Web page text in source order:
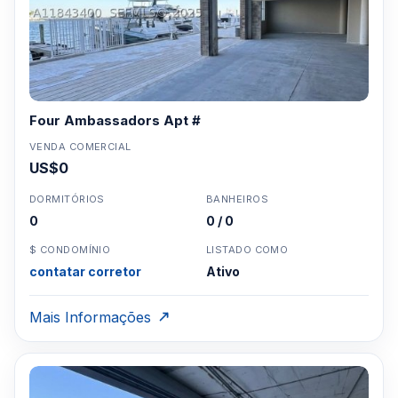
Four Ambassadors Apt #
VENDA COMERCIAL
US$0
DORMITÓRIOS
0
BANHEIROS
0 / 0
$ CONDOMÍNIO
contatar corretor
LISTADO COMO
Ativo
Mais Informações